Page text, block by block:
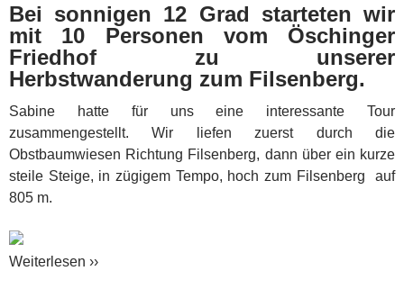
Bei sonnigen 12 Grad starteten wir
mit 10 Personen vom Öschinger
Friedhof zu unserer
Herbstwanderung zum Filsenberg.
Sabine hatte für uns eine interessante Tour
zusammengestellt. Wir liefen zuerst durch die
Obstbaumwiesen Richtung Filsenberg, dann über ein kurze
steile Steige, in zügigem Tempo, hoch zum Filsenberg auf
805 m.
Weiterlesen ››